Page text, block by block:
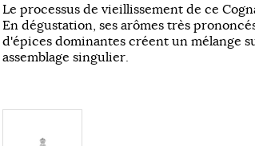
Le processus de vieillissement de ce
En dégustation, ses arômes très
d'épices dominantes créent un mélange
assemblage singulier.